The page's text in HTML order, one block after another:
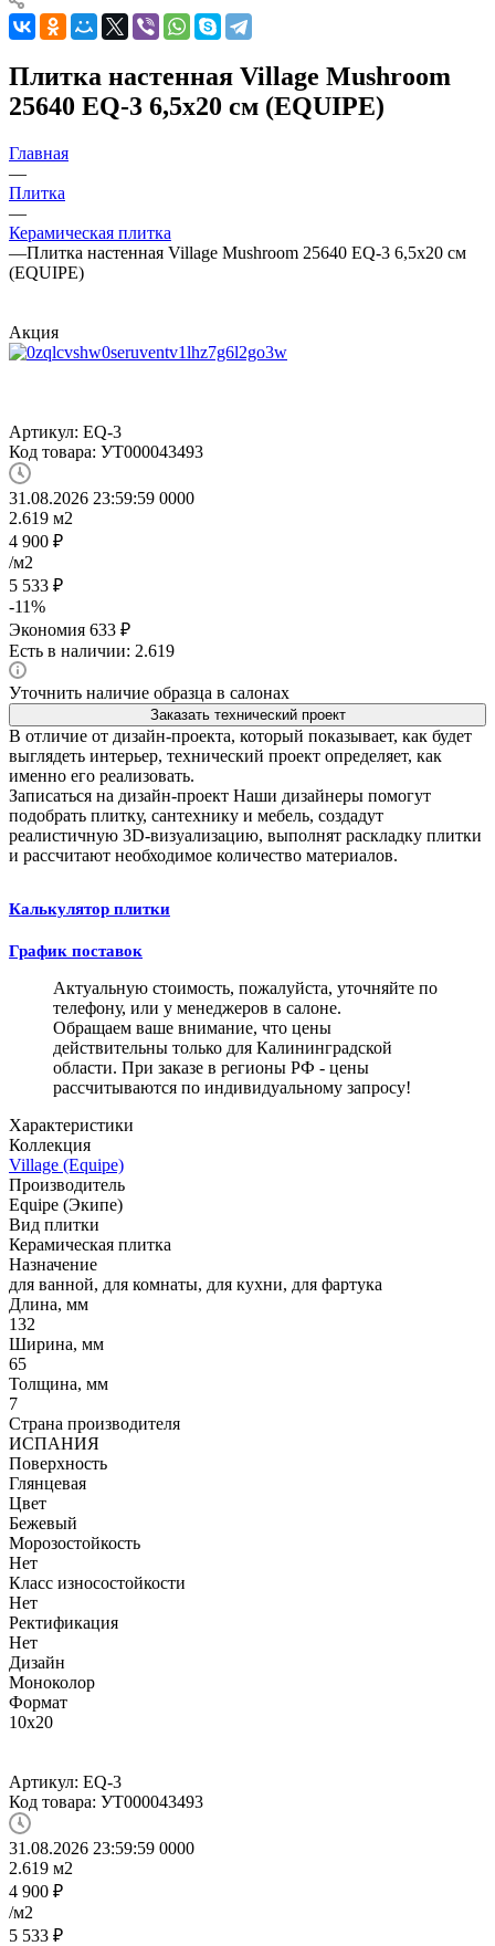
Плитка настенная Village Mushroom
25640 EQ-3 6,5x20 см (EQUIPE)
Главная
—
Плитка
—
Керамическая плитка
—Плитка настенная Village Mushroom 25640 EQ-3 6,5x20 см
(EQUIPE)
Акция
Артикул: EQ-3
Код товара: УТ000043493
31.08.2026 23:59:59 0000
2.619 м2
4 900 ₽
/м2
5 533 ₽
-11%
Экономия 633 ₽
Есть в наличии: 2.619
Уточнить наличие образца в салонах
Заказать технический проект
В отличие от дизайн-проекта, который показывает, как будет
выглядеть интерьер, технический проект определяет, как
именно его реализовать.
Записаться на дизайн-проект Наши дизайнеры помогут
подобрать плитку, сантехнику и мебель, создадут
реалистичную 3D-визуализацию, выполнят раскладку плитки
и рассчитают необходимое количество материалов.
Калькулятор плитки
График поставок
Актуальную стоимость, пожалуйста, уточняйте по
телефону, или у менеджеров в салоне.
Обращаем ваше внимание, что цены
действительны только для Калининградской
области. При заказе в регионы РФ - цены
рассчитываются по индивидуальному запросу!
Характеристики
Коллекция
Village (Equipe)
Производитель
Equipe (Экипе)
Вид плитки
Керамическая плитка
Назначение
для ванной, для комнаты, для кухни, для фартука
Длина, мм
132
Ширина, мм
65
Толщина, мм
7
Страна производителя
ИСПАНИЯ
Поверхность
Глянцевая
Цвет
Бежевый
Морозостойкость
Нет
Класс износостойкости
Нет
Ректификация
Нет
Дизайн
Моноколор
Формат
10x20
Артикул: EQ-3
Код товара: УТ000043493
31.08.2026 23:59:59 0000
2.619 м2
4 900 ₽
/м2
5 533 ₽